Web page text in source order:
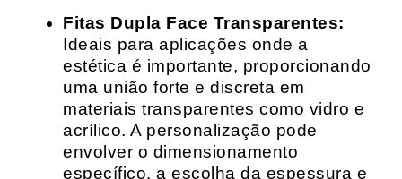
Fitas Dupla Face Transparentes:
Ideais para aplicações onde a
estética é importante, proporcionando
uma união forte e discreta em
materiais transparentes como vidro e
acrílico. A personalização pode
envolver o dimensionamento
específico, a escolha da espessura e